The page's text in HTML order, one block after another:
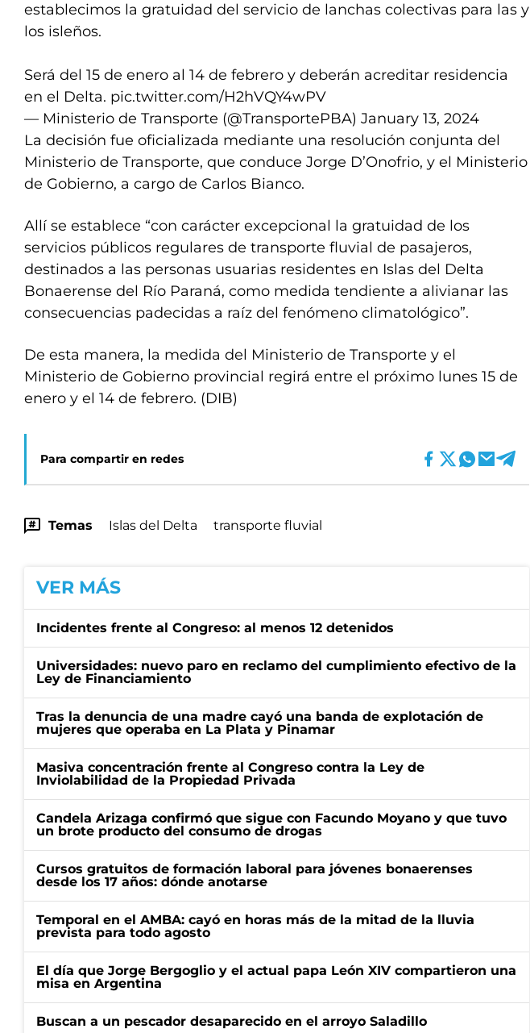
establecimos la gratuidad del servicio de lanchas colectivas para las y
los isleños.
Será del 15 de enero al 14 de febrero y deberán acreditar residencia
en el Delta. pic.twitter.com/H2hVQY4wPV
— Ministerio de Transporte (@TransportePBA) January 13, 2024
La decisión fue oficializada mediante una resolución conjunta del
Ministerio de Transporte, que conduce Jorge D’Onofrio, y el Ministerio
de Gobierno, a cargo de Carlos Bianco.
Allí se establece “con carácter excepcional la gratuidad de los
servicios públicos regulares de transporte fluvial de pasajeros,
destinados a las personas usuarias residentes en Islas del Delta
Bonaerense del Río Paraná, como medida tendiente a alivianar las
consecuencias padecidas a raíz del fenómeno climatológico”.
De esta manera, la medida del Ministerio de Transporte y el
Ministerio de Gobierno provincial regirá entre el próximo lunes 15 de
enero y el 14 de febrero. (DIB)
Para compartir en redes
Temas Islas del Delta transporte fluvial
VER MÁS
Incidentes frente al Congreso: al menos 12 detenidos
Universidades: nuevo paro en reclamo del cumplimiento efectivo de la
Ley de Financiamiento
Tras la denuncia de una madre cayó una banda de explotación de
mujeres que operaba en La Plata y Pinamar
Masiva concentración frente al Congreso contra la Ley de
Inviolabilidad de la Propiedad Privada
Candela Arizaga confirmó que sigue con Facundo Moyano y que tuvo
un brote producto del consumo de drogas
Cursos gratuitos de formación laboral para jóvenes bonaerenses
desde los 17 años: dónde anotarse
Temporal en el AMBA: cayó en horas más de la mitad de la lluvia
prevista para todo agosto
El día que Jorge Bergoglio y el actual papa León XIV compartieron una
misa en Argentina
Buscan a un pescador desaparecido en el arroyo Saladillo